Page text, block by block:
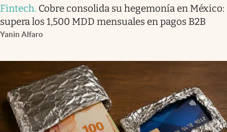
Fintech. Cobre consolida su hegemonía en México:
supera los 1,500 MDD mensuales en pagos B2B
Yanin Alfaro